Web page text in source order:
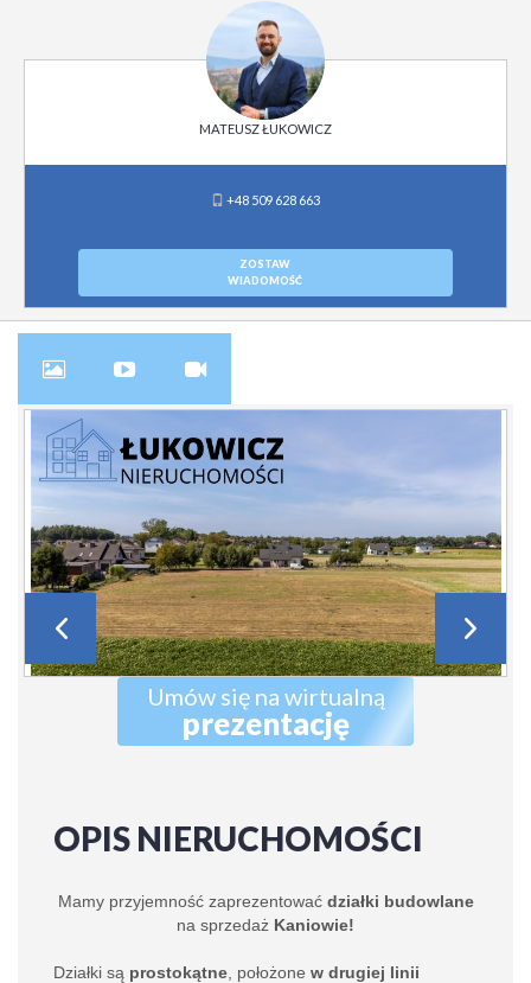
MATEUSZ ŁUKOWICZ
+48 509 628 663
ZOSTAW
WIADOMOŚĆ
Umów się na wirtualną
prezentację
OPIS NIERUCHOMOŚCI
Mamy przyjemność zaprezentowaćdziałki budowlane
na sprzedaż Kaniowie!
Działki są prostokątne , położone w drugiej linii